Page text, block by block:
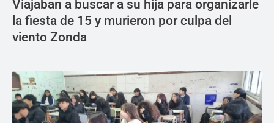
Viajaban a buscar a su hija para organizarle
la fiesta de 15 y murieron por culpa del
viento Zonda